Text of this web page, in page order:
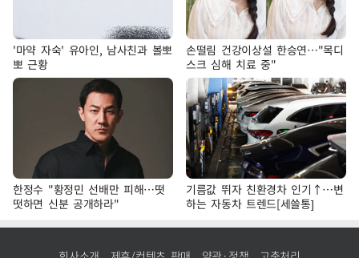
'마약 자숙' 유아인, 남사친과 볼뽀
뽀 근황
손떨림 건강이상설 한승연…"목디
스크 심해 치료 중"
한정수 "황정민 선배만 피해…떳
떳하면 신분 공개하라"
기름값 뛰자 친환경차 인기↑…변
하는 자동차 트렌드[세쓸통]